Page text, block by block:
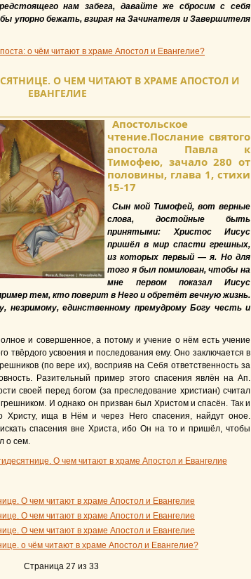
нам забега, давайте же сбросим с себя
упорно бежать, взирая на Зачинателя и Завершителя
о чём читают в храме Апостол и Евангелие?
О ЧЕМ ЧИТАЮТ В ХРАМЕ АПОСТОЛ И
ЕВАНГЕЛИЕ
Апостольское
чтение.Послание святого
апостола Павла к
Тимофею, зачало 280 от
половины, глава 1, стихи
15-17
Сын мой Тимофей, вот верные
слова, достойные быть
принятыми: Христос Иисус
пришёл в мир спасти грешных,
из которых первый — я. Но для
того я был помилован, чтобы на
мне первом показал Иисус
тем, кто поверит в Него и обретёт вечную жизнь.
незримому, единственному премудрому Богу честь и
и совершенное, а потому и учение о нём есть учение
твёрдого усвоения и последования ему. Оно заключается в
(по вере их), восприяв на Себя ответственность за
Разительный пример этого спасения явлён на Ап.
своей перед богом (за преследование христиан) считал
И однако он призван был Христом и спасён. Так и
Христу, ища в Нём и через Него спасения, найдут оное.
спасения вне Христа, ибо Он на то и пришёл, чтобы
о сем.
О чем читают в храме Апостол и Евангелие
О чем читают в храме Апостол и Евангелие
О чем читают в храме Апостол и Евангелие
О чем читают в храме Апостол и Евангелие
о чём читают в храме Апостол и Евангелие?
Страница 27 из 33